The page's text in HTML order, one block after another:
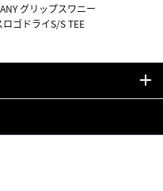
グリップスワニー
ゴドライS/S TEE